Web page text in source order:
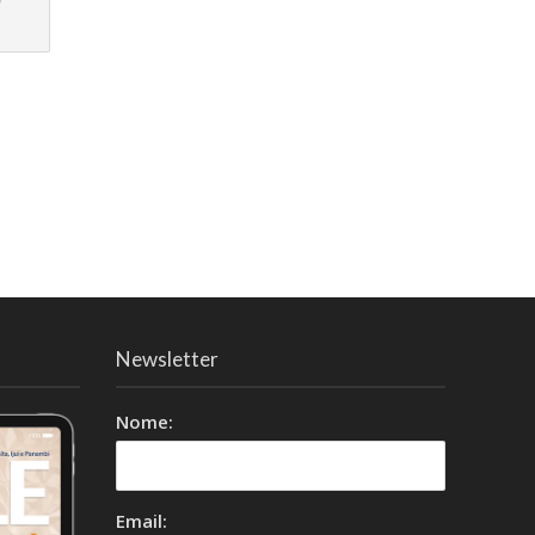
Newsletter
Nome:
Email: